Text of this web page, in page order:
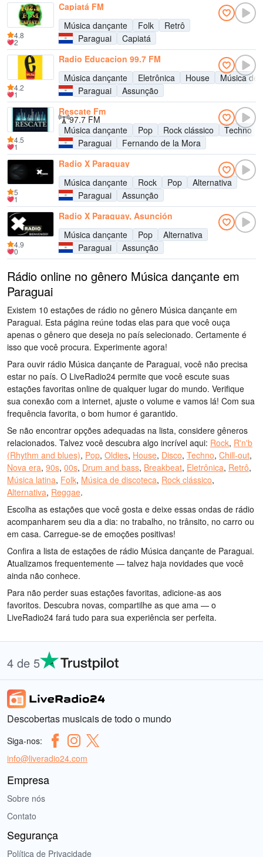
Capiatá FM
Música dançante
Folk
Retrô
Paraguai
Capiatá
4.8
2
Radio Educacion 99.7 FM
Música dançante
Eletrônica House
Música de
Paraguai
Assunção
4.2
1
Rescate Fm
97.7 FM
Música dançante
Pop Rock clássico Techno
Paraguai
Fernando de la Mora
4.5
1
Radio X Paraguay
Música dançante
Rock Pop
Alternativa
Paraguai
Assunção
5
1
Radio X Paraguay, Asunción
Música dançante
Pop
Alternativa
Paraguai
Assunção
4.9
0
Rádio online no gênero Música dançante em
Paraguai
Existem 10 estações de rádio no gênero Música dançante em
Paraguai. Esta página reúne todas elas para que você ouça
apenas o gênero que deseja no país selecionado. Certamente é
isso que você procura. Experimente agora!
Para ouvir rádio Música dançante de Paraguai, você não precisa
estar no país. O LiveRadio24 permite que você escute suas
estações favoritas online de qualquer lugar do mundo. Verifique
sua conexão com a internet, ajuste o volume e vamos lá! Com sua
frequência favorita, o bom humor é garantido.
Se não encontrar opções adequadas na lista, considere gêneros
relacionados. Talvez você descubra algo incrível aqui: Rock, R'n'b
(Rhythm and blues), Pop, Oldies, House, Disco, Techno, Chill-out,
Nova era, 90s, 00s, Drum and bass, Breakbeat, Eletrônica, Retrô,
Música latina, Folk, Música de discoteca, Rock clássico,
Alternativa, Reggae.
Escolha as estações que você gosta e deixe essas ondas de rádio
acompanharem seu dia a dia: no trabalho, no trânsito, no carro ou
em casa. Carregue-se de emoções positivas!
Confira a lista de estações de rádio Música dançante de Paraguai.
Atualizamos frequentemente — talvez haja novidades que você
ainda não conhece.
Para não perder suas estações favoritas, adicione-as aos
favoritos. Descubra novas, compartilhe as que ama — o
LiveRadio24 fará tudo para sua experiência ser perfeita.
4 de 5
Descobertas musicais de todo o mundo
Siga-nos:
info@liveradio24.com
Empresa
Sobre nós
Contato
Segurança
Política de Privacidade